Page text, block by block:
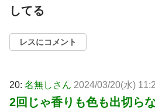
してる
レスにコメント
20: 名無しさん 2024/03/20(水)
2回じゃ香りも色も出切ら